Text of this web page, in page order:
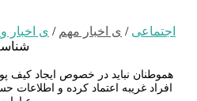
اجتماعی / ی اخبار مهم / ی اخبار
شناسه
هموطنان نباید در خصوص ایجاد کیف
افراد غریبه اعتماد کرده و